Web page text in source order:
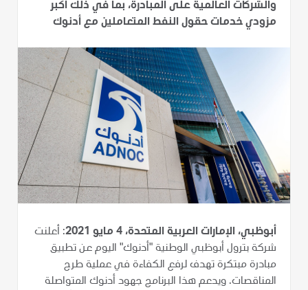
والشركات العالمية على المبادرة، بما في ذلك أكبر
مزودي خدمات حقول النفط المتعاملين مع أدنوك
أبوظبي، الإمارات العربية المتحدة، 4 مايو 2021
: أعلنت
شركة بترول أبوظبي الوطنية "أدنوك" اليوم عن تطبيق
مبادرة مبتكرة تهدف لرفع الكفاءة في عملية طرح
المناقصات. ويدعم هذا البرنامج جهود أدنوك المتواصلة